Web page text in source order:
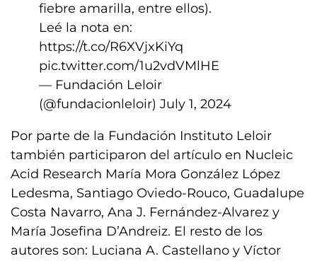
fiebre amarilla, entre ellos).
Leé la nota en:
https://t.co/R6XVjxKiYq
pic.twitter.com/1u2vdVMlHE
— Fundación Leloir
(@fundacionleloir) July 1, 2024
Por parte de la Fundación Instituto Leloir
también participaron del artículo en Nucleic
Acid Research María Mora González López
Ledesma, Santiago Oviedo-Rouco, Guadalupe
Costa Navarro, Ana J. Fernández-Alvarez y
María Josefina D’Andreiz. El resto de los
autores son: Luciana A. Castellano y Víctor